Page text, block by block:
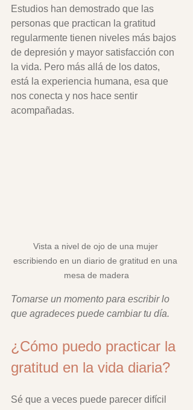
Estudios han demostrado que las
personas que practican la gratitud
regularmente tienen niveles más bajos
de depresión y mayor satisfacción con
la vida. Pero más allá de los datos,
está la experiencia humana, esa que
nos conecta y nos hace sentir
acompañadas.
Vista a nivel de ojo de una mujer
escribiendo en un diario de gratitud en una
mesa de madera
Tomarse un momento para escribir lo
que agradeces puede cambiar tu día.
¿Cómo puedo practicar la
gratitud en la vida diaria?
Sé que a veces puede parecer difícil